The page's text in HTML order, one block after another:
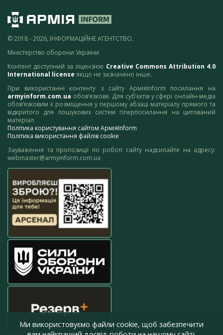
© 2018 - 2026, ІНФОРМАЦІЙНЕ АГЕНТСТВО,
Міністерство оборони України
Контент доступний за ліцензією Creative Commons Attribution 4.0
International license якщо не зазначено інше.
При використанні контенту з сайту АрміяInform посилання на
armyinform.com.ua обов’язкове. Для суб’єктів у сфері онлайн-медіа
обов’язковим є розміщення у першому абзаці матеріалу прямого та
відкритого для пошукових систем гіперпосилання на цитований
матеріал.
Політика користування сайтом АрміяInform
Політика використання файлів cookie
Зауваження та пропозиції по роботі сайту надсилайте на адресу:
webmaster@armyinform.com.ua
Ми використовуємо файли cookie, щоб забезпечити